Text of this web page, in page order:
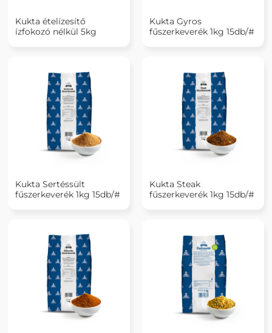
Kukta ételízesítő
ízfokozó nélkül 5kg
Kukta Gyros
fűszerkeverék 1kg 15db/#
Kukta Sertéssült
fűszerkeverék 1kg 15db/#
Kukta Steak
fűszerkeverék 1kg 15db/#